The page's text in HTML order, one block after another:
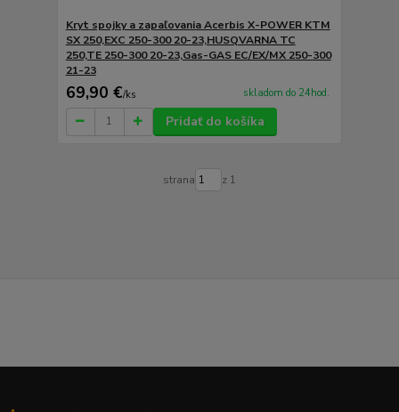
Kryt spojky a zapaľovania Acerbis X-POWER KTM
SX 250,EXC 250-300 20-23,HUSQVARNA TC
250,TE 250-300 20-23,Gas-GAS EC/EX/MX 250-300
21-23
69,90 €/ks skladom do 24hod.
Pridať do košíka
strana z 1